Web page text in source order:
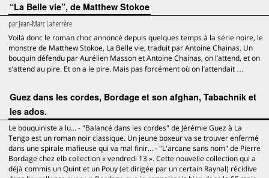
“La Belle vie”, de Matthew Stokoe
parJean-Marc Laherrère
Voilà donc le roman choc annoncé depuis quelques temps à la série noire, le
monstre de Matthew Stokoe, La Belle vie, traduit par Antoine Chainas. Un
bouquin défendu par Aurélien Masson et Antoine Chainas, on l’attend, et on
s’attend au pire. Et on a le pire. Mais pas forcément où on l’attendait …
Guez dans les cordes, Bordage et son afghan, Tabachnik et
les ados.
Le bouquiniste a lu... - "Balancé dans les cordes" de Jérémie Guez à La
Tengo est un roman noir classique. Un jeune boxeur va se trouver enfermé
dans une spirale mafieuse qui va mal finir... - "L'arcane sans nom" de Pierre
Bordage chez elb collection « vendredi 13 ». Cette nouvelle collection qui a
déjà commis un Quint et un Pouy (et dirigée par un certain Raynal) récidive